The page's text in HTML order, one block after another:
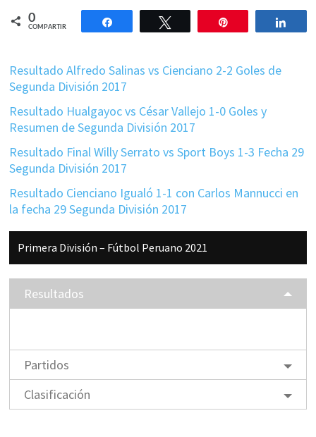
0
COMPARTIR
Compartir
Resultado Alfredo Salinas vs Cienciano 2-2 Goles de
Segunda División 2017
Resultado Hualgayoc vs César Vallejo 1-0 Goles y
Resumen de Segunda División 2017
Resultado Final Willy Serrato vs Sport Boys 1-3 Fecha 29
Segunda División 2017
Resultado Cienciano Igualó 1-1 con Carlos Mannucci en
la fecha 29 Segunda División 2017
Barra
lateral
principal
Primera División – Fútbol Peruano 2021
Resultados
Partidos
Clasificación